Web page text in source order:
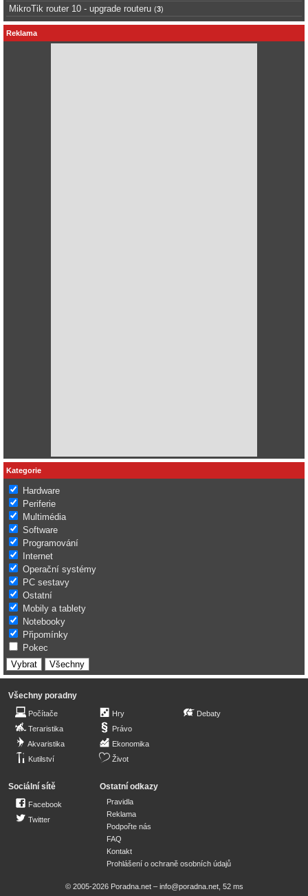
MikroTik router 10 - upgrade routeru (3)
Reklama
Kategorie
Hardware
Periferie
Multimédia
Software
Programování
Internet
Operační systémy
PC sestavy
Ostatní
Mobily a tablety
Notebooky
Připomínky
Pokec
Všechny poradny
Počítače
Teraristika
Akvaristika
Kutilství
Hry
Právo
Ekonomika
Život
Debaty
Sociální sítě
Facebook
Twitter
Ostatní odkazy
Pravidla
Reklama
Podpořte nás
FAQ
Kontakt
Prohlášení o ochraně osobních údajů
© 2005-2026 Poradna.net – info@poradna.net, 52 ms